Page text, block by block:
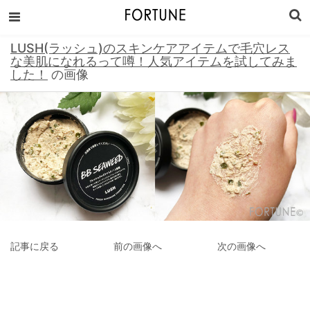
LUSH(ラッシュ)のスキンケアアイテムで毛穴レス
な美肌になれるって噂！人気アイテムを試してみま
した！
の画像
記事に戻る 前の画像へ 次の画像へ